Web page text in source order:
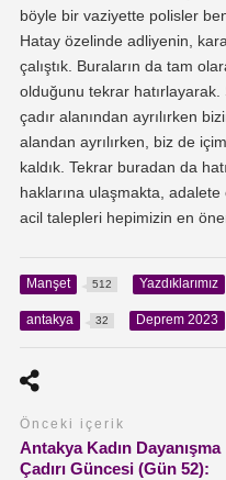
böyle bir vaziyette polisler
Hatay özelinde adliyenin,
çalıştık. Buraların da tam
olduğunu tekrar hatırlayarak.
çadır alanından ayrılırken
alandan ayrılırken, biz de
kaldık. Tekrar buradan da
haklarına ulaşmakta,
acil talepleri hepimizin en
Manşet 512 Yazdıklarımız
antakya 32 Deprem 2023
Önceki içerik
Antakya Kadın Dayanışma
Çadırı Güncesi (Gün 52):